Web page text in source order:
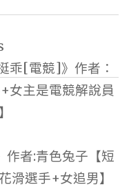
乖[電競]》作者：
女主是電競解說員
者:青色兔子【短
滑選手+女追男】